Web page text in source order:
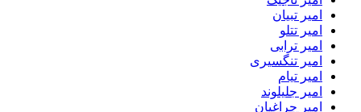
امیر تبیان
امیر تتلو
امیر ترابی
امیر تنگسیری
امیر تیام
امیر جلیلوند
امیر چراغیان